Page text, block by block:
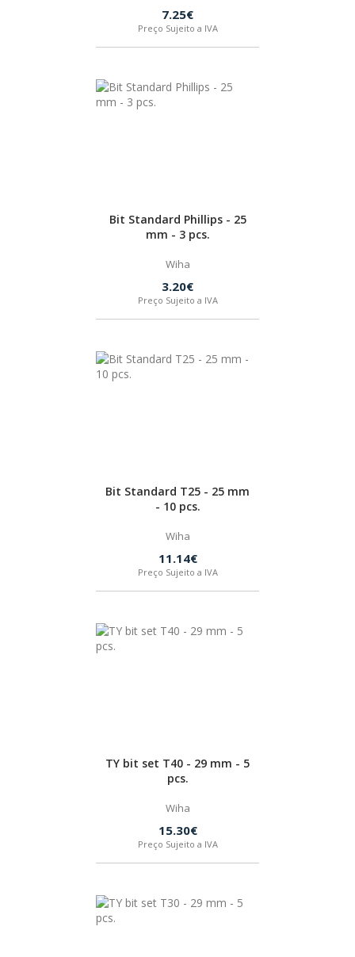
7.25€
Preço Sujeito a IVA
Bit Standard Phillips - 25
mm - 3 pcs.
Wiha
3.20€
Preço Sujeito a IVA
Bit Standard T25 - 25 mm
- 10 pcs.
Wiha
11.14€
Preço Sujeito a IVA
TY bit set T40 - 29 mm - 5
pcs.
Wiha
15.30€
Preço Sujeito a IVA